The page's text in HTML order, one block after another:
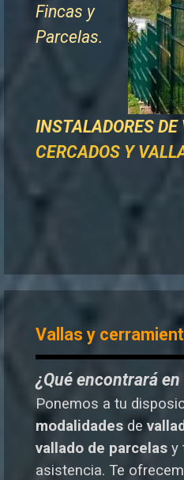
Fincas y
Parcelas.
INSTALADORES DE
CERCADOS Y
Vallas y
¿Qué encontrará
Ponemos a tu
modalidades de
vallado de parcelas y
asistencia. Te o